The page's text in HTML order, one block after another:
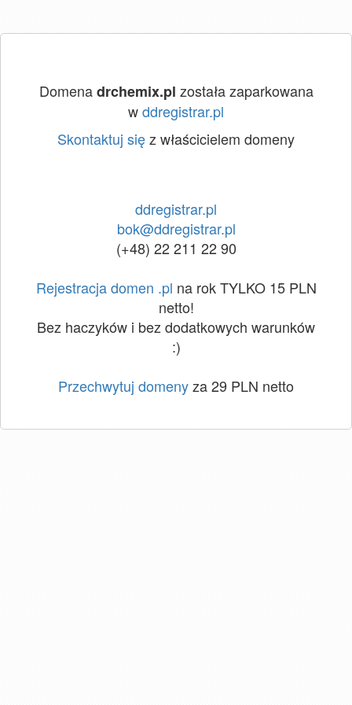
Domenadrchemix.pl została zaparkowana
wddregistrar.pl
Skontaktuj sięz właścicielem domeny
ddregistrar.pl
bok@ddregistrar.pl
(+48) 22 211 22 90
Rejestracja domen .pl na rok TYLKO 15 PLN
netto!
Bez haczyków i bez dodatkowych warunków
:)
Przechwytuj domenyza 29 PLN netto